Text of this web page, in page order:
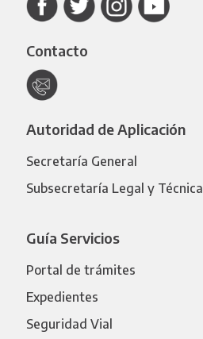
Contacto
Autoridad de Aplicación
Secretaría General
Subsecretaría Legal y Técnica
Guía Servicios
Portal de trámites
Expedientes
Seguridad Vial